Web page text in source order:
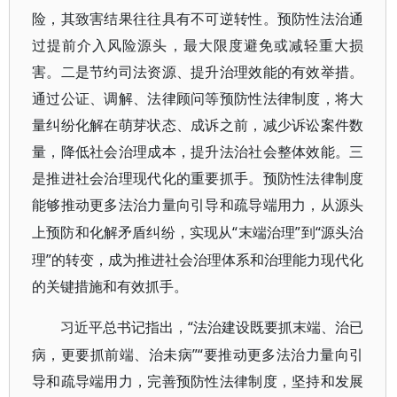
险，其致害结果往往具有不可逆转性。预防性法治通
过提前介入风险源头，最大限度避免或减轻重大损
害。二是节约司法资源、提升治理效能的有效举措。
通过公证、调解、法律顾问等预防性法律制度，将大
量纠纷化解在萌芽状态、成诉之前，减少诉讼案件数
量，降低社会治理成本，提升法治社会整体效能。三
是推进社会治理现代化的重要抓手。预防性法律制度
能够推动更多法治力量向引导和疏导端用力，从源头
上预防和化解矛盾纠纷，实现从“末端治理”到“源头治
理”的转变，成为推进社会治理体系和治理能力现代化
的关键措施和有效抓手。
习近平总书记指出，“法治建设既要抓末端、治已
病，更要抓前端、治未病”“要推动更多法治力量向引
导和疏导端用力，完善预防性法律制度，坚持和发展